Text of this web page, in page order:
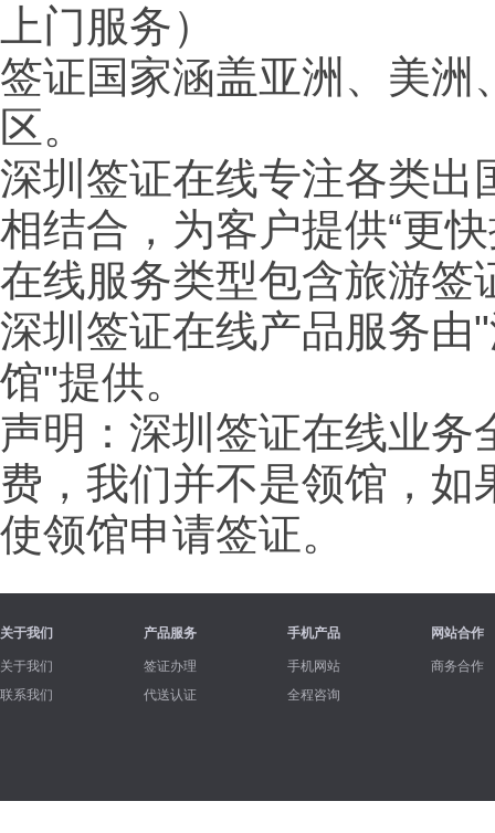
上门服务）
签证国家涵盖亚洲、美
区。
深圳签证在线专注各类出
相结合，为客户提供“更
在线服务类型包含旅游签
深圳签证在线产品服务由
馆"提供。
声明：深圳签证在线业务
费，我们并不是领馆，
使领馆申请签证。
关于我们
关于我们
联系我们
产品服务
签证办理
代送认证
手机产品
手机网站
全程咨询
网站合作
商务合作